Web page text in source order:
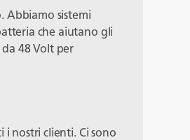
Abbiamo sistemi
che aiutano gli
48 Volt per
i nostri clienti. Ci sono